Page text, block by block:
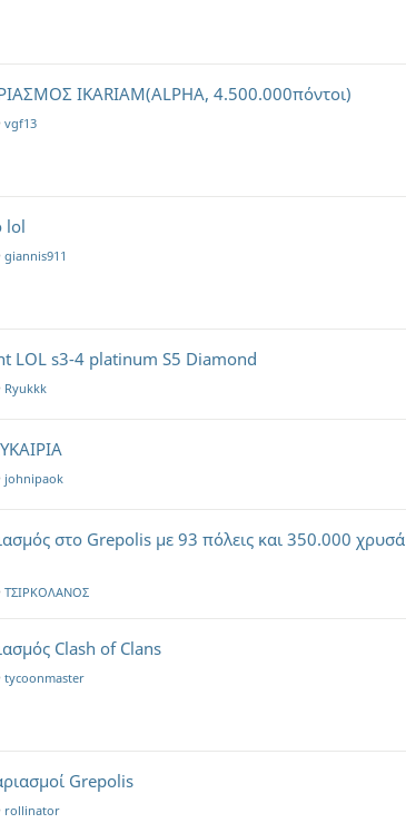
IKARIAM(ALPHA, 4.500.000πόντοι)
vgf13
lol
giannis911
LOL s3-4 platinum S5 Diamond
Ryukkk
johnipaok
στο Grepolis με 93 πόλεις και 350.000 χρυσά
ΤΣΙΡΚΟΛΑΝΟΣ
Clash of Clans
tycoonmaster
Grepolis
rollinator